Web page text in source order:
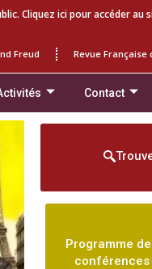
Cliquez ici pour accéder au
Freud Revue Française
Contact
Programme
conférences